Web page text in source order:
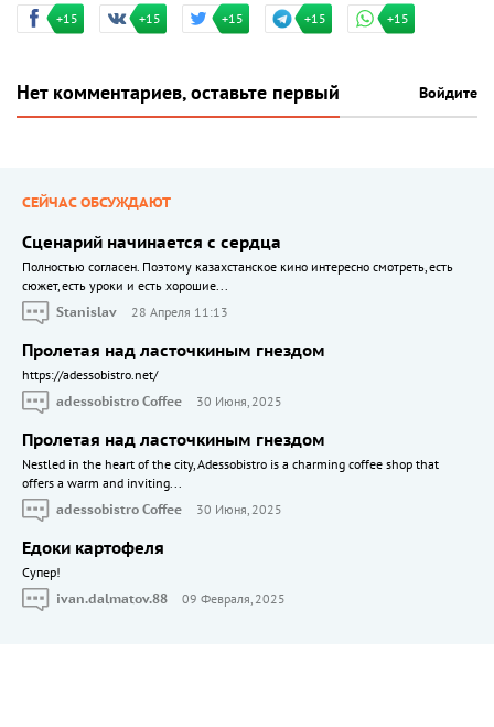
+15 +15 +15 +15 +15
Нет комментариев, оставьте первый Войдите
СЕЙЧАС ОБСУЖДАЮТ
Сценарий начинается с сердца
Полностью согласен. Поэтому казахстанское кино интересно смотреть, есть
сюжет, есть уроки и есть хорошие...
Stanislav
28 Апреля 11:13
Пролетая над ласточкиным гнездом
https://adessobistro.net/
adessobistro Coffee
30 Июня, 2025
Пролетая над ласточкиным гнездом
Nestled in the heart of the city, Adessobistro is a charming coffee shop that
offers a warm and inviting...
adessobistro Coffee
30 Июня, 2025
Едоки картофеля
Cупер!
ivan.dalmatov.88
09 Февраля, 2025